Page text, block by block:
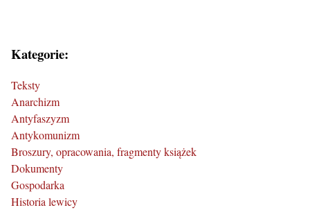
Kategorie:
Teksty
Anarchizm
Antyfaszyzm
Antykomunizm
Broszury, opracowania, fragmenty książek
Dokumenty
Gospodarka
Historia lewicy